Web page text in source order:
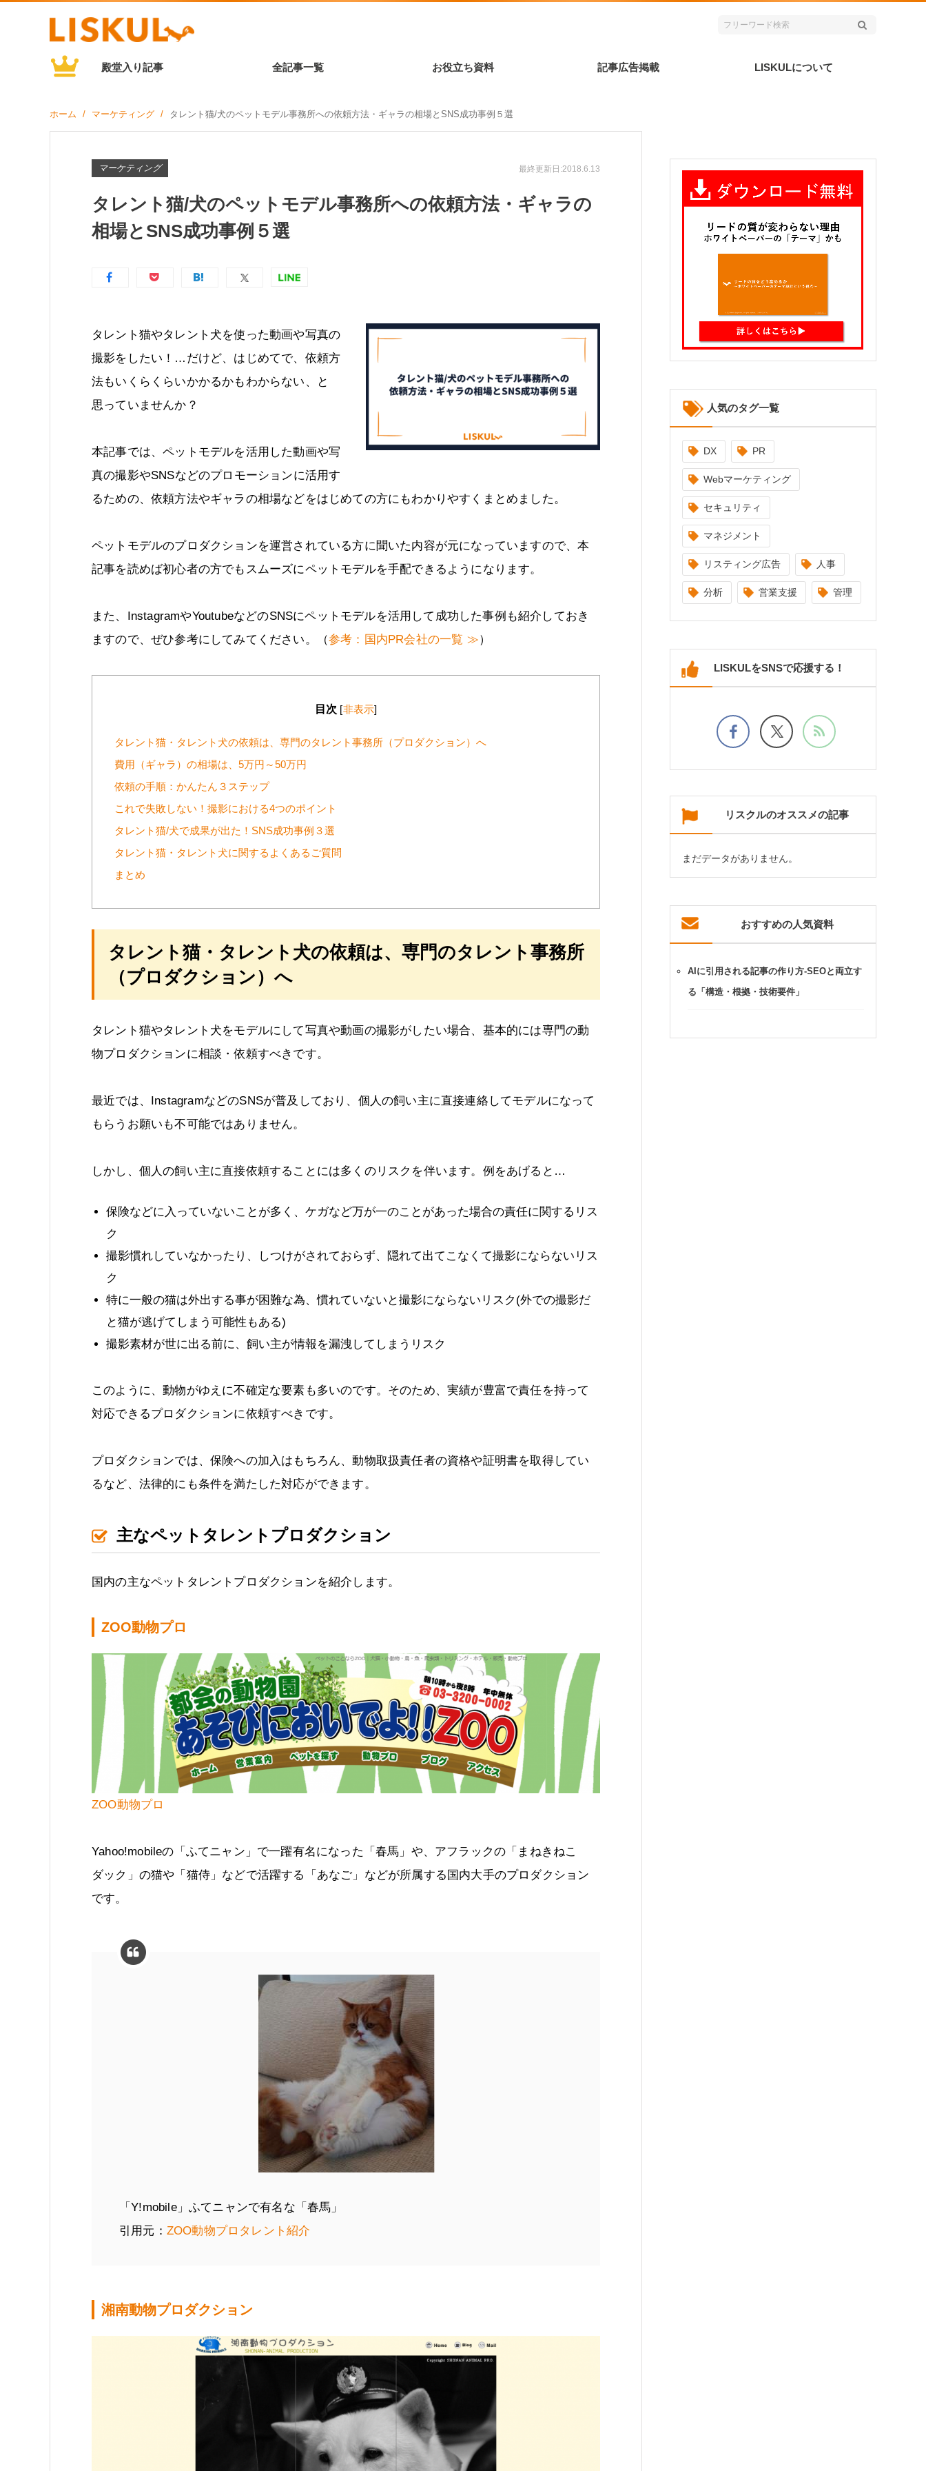
殿堂入り記事 全記事一覧 お役立ち資料 記事広告掲載 LISKULについて
ホーム マーケティング タレント猫/犬のペットモデル事務所への依頼方法・ギャラの相場とSNS成功事例５選
マーケティング 最終更新日:2018.6.13
タレント猫/犬のペットモデル事務所への依頼方法・ギャラの
相場とSNS成功事例５選
タレント猫やタレント犬を使った動画や写真の
撮影をしたい！…だけど、はじめてで、依頼方
法もいくらくらいかかるかもわからない、と
思っていませんか？
本記事では、ペットモデルを活用した動画や写
真の撮影やSNSなどのプロモーションに活用す
るための、依頼方法やギャラの相場などをはじめての方にもわかりやすくまとめました。
ペットモデルのプロダクションを運営されている方に聞いた内容が元になっていますので、本
記事を読めば初心者の方でもスムーズにペットモデルを手配できるようになります。
また、InstagramやYoutubeなどのSNSにペットモデルを活用して成功した事例も紹介しておき
ますので、ぜひ参考にしてみてください。（参考：国内PR会社の一覧 ≫）
目次 [非表示]
タレント猫・タレント犬の依頼は、専門のタレント事務所（プロダクション）へ
費用（ギャラ）の相場は、5万円～50万円
依頼の手順：かんたん３ステップ
これで失敗しない！撮影における4つのポイント
タレント猫/犬で成果が出た！SNS成功事例３選
タレント猫・タレント犬に関するよくあるご質問
まとめ
タレント猫・タレント犬の依頼は、専門のタレント事務所
（プロダクション）へ
タレント猫やタレント犬をモデルにして写真や動画の撮影がしたい場合、基本的には専門の動
物プロダクションに相談・依頼すべきです。
最近では、InstagramなどのSNSが普及しており、個人の飼い主に直接連絡してモデルになって
もらうお願いも不可能ではありません。
しかし、個人の飼い主に直接依頼することには多くのリスクを伴います。例をあげると…
保険などに入っていないことが多く、ケガなど万が一のことがあった場合の責任に関するリス
ク
撮影慣れしていなかったり、しつけがされておらず、隠れて出てこなくて撮影にならないリス
ク
特に一般の猫は外出する事が困難な為、慣れていないと撮影にならないリスク(外での撮影だ
と猫が逃げてしまう可能性もある)
撮影素材が世に出る前に、飼い主が情報を漏洩してしまうリスク
このように、動物がゆえに不確定な要素も多いのです。そのため、実績が豊富で責任を持って
対応できるプロダクションに依頼すべきです。
プロダクションでは、保険への加入はもちろん、動物取扱責任者の資格や証明書を取得してい
るなど、法律的にも条件を満たした対応ができます。
主なペットタレントプロダクション
国内の主なペットタレントプロダクションを紹介します。
ZOO動物プロ
ZOO動物プロ
Yahoo!mobileの「ふてニャン」で一躍有名になった「春馬」や、アフラックの「まねきねこ
ダック」の猫や「猫侍」などで活躍する「あなご」などが所属する国内大手のプロダクション
です。
「Y!mobile」ふてニャンで有名な「春馬」
引用元： ZOO動物プロタレント紹介
湘南動物プロダクション
人気のタグ一覧
DX PR
Webマーケティング
セキュリティ
マネジメント
リスティング広告 人事
分析 営業支援 管理
LISKULをSNSで応援する！
リスクルのオススメの記事
まだデータがありません。
おすすめの人気資料
AIに引用される記事の作り方-SEOと両立す
る「構造・根拠・技術要件」